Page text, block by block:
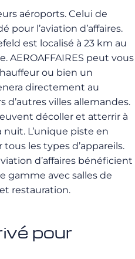
aéroports. Celui de
pour l’aviation d’affaires.
est localisé à 23 km au
AEROAFFAIRES peut vous
ou bien un
directement au
d’autres villes allemandes.
décoller et atterrir à
L’unique piste en
les types d’appareils.
d’affaires bénéficient
gamme avec salles de
restauration.
pour